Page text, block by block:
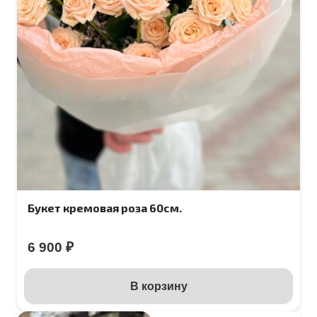
Букет кремовая роза 60см.
6 900 ₽
В корзину